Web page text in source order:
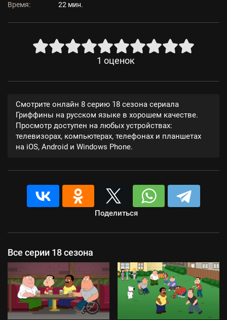
Время:
22 мин.
1 оценок
Смотрите онлайн 8 серию 18 сезона сериала
Гриффины на русском языке в хорошем качестве.
Просмотр доступен на любых устройствах:
телевизорах, компьютерах, телефонах и планшетах
на iOS, Android и Windows Phone.
Поделиться
Все серии 18 сезона